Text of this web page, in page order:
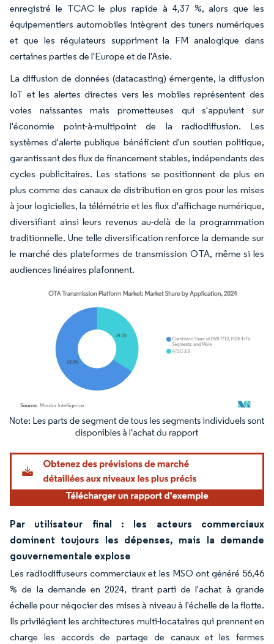
enregistré le TCAC le plus rapide à 4,37 %, alors que les
équipementiers automobiles intègrent des tuners numériques
et que les régulateurs suppriment la FM analogique dans
certaines parties de l'Europe et de l'Asie.
La diffusion de données (datacasting) émergente, la diffusion
IoT et les alertes directes vers les mobiles représentent des
voies naissantes mais prometteuses qui s'appuient sur
l'économie point-à-multipoint de la radiodiffusion. Les
systèmes d'alerte publique bénéficient d'un soutien politique,
garantissant des flux de financement stables, indépendants des
cycles publicitaires. Les stations se positionnent de plus en
plus comme des canaux de distribution en gros pour les mises
à jour logicielles, la télémétrie et les flux d'affichage numérique,
diversifiant ainsi leurs revenus au-delà de la programmation
traditionnelle. Une telle diversification renforce la demande sur
le marché des plateformes de transmission OTA, même si les
audiences linéaires plafonnent.
Image © Mordor Intelligence. La réutilisation nécessite une attribution sous CC BY
Par utilisateur final : les acteurs commerciaux
dominent toujours les dépenses, mais la demande
gouvernementale explose
Les radiodiffuseurs commerciaux et les MSO ont généré 56,46
% de la demande en 2024, tirant parti de l'achat à grande
échelle pour négocier des mises à niveau à l'échelle de la flotte.
Ils privilégient les architectures multi-locataires qui prennent en
charge les accords de partage de canaux et les fermes